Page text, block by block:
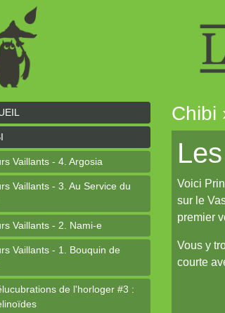
Vaillants - 4. Argosia
Vaillants - 3. Au Service du
Vaillants - 2. Nami-e
Vaillants - 1. Bouquin de
de l'horloger #3 :
Chibi
Voici
sur le
premier
Vous y
courte